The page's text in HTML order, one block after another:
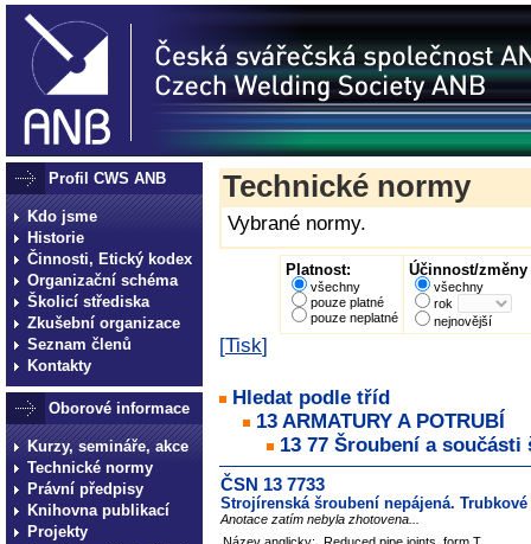
Profil CWS ANB
Kdo jsme
Historie
Činnosti, Etický kodex
Organizační schéma
Školicí střediska
Zkušební organizace
Seznam členů
Kontakty
Oborové informace
Kurzy, semináře, akce
Technické normy
Právní předpisy
Knihovna publikací
Projekty
Technické normy
Vybrané normy.
Platnost:
všechny
pouze platné
pouze neplatné
Účinnost/změny
všechny
rok
nejnovější
[Tisk]
Hledat podle tříd
13 ARMATURY A POTRUBÍ
13 77 Šroubení a součásti
ČSN 13 7733
Strojírenská šroubení nepájená.
Anotace zatím nebyla zhotovena...